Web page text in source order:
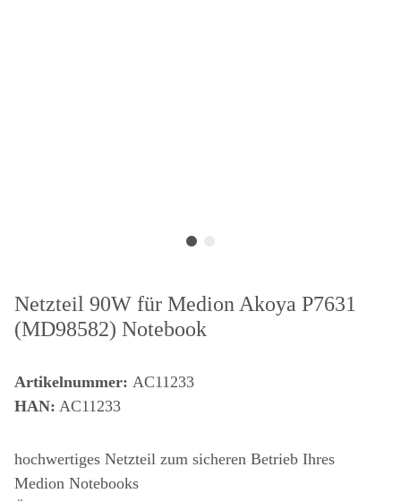
Netzteil 90W für Medion Akoya P7631
(MD98582) Notebook
Artikelnummer: AC11233
HAN: AC11233
hochwertiges Netzteil zum sicheren Betrieb Ihres
Medion Notebooks